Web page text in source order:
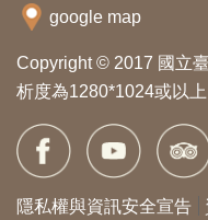
站
En
glis
h
日
本
google map
Copyright © 2017 國立
析度為1280*1024或以上
隱私權與資訊安全宣告